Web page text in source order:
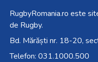
RugbyRomania.ro este
de Rugby.
Bd. Mărăști nr. 18-20,
Telefon: 031.1000.500